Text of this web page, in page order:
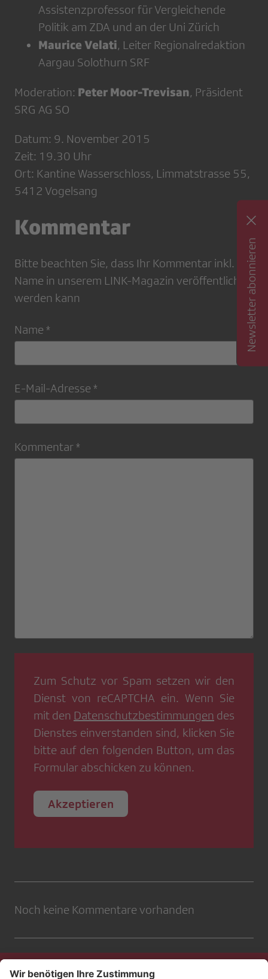
Assistenzprofessor für Vergleichende
Politik am ZDA und an der Uni Zürich
Maurice Velati, Leiter Regionalredaktion
Aargau Solothurn SRF
Moderation: Peter Moor-Trevisan, Präsident
SRG AG SO
Datum: 9. November 2015
Zeit: 19.30 Uhr
Ort: Kantine Wasserschloss, Limmatstrasse 55,
5412 Vogelsang
Kommentar
Bitte beachten Sie, dass Ihr Kommentar inkl.
Name in unserem LINK-Magazin veröffentlicht
werden kann
Name *
E-Mail-Adresse *
Kommentar *
Zum Schutz vor Spam setzen wir den
Dienst von reCAPTCHA ein. Wenn Sie
mit den Datenschutzbestimmungen des
Dienstes einverstanden sind, klicken Sie
bitte auf den folgenden Button, um das
Formular abschicken zu können.
Akzeptieren
Noch keine Kommentare vorhanden
Newsletter abonnieren